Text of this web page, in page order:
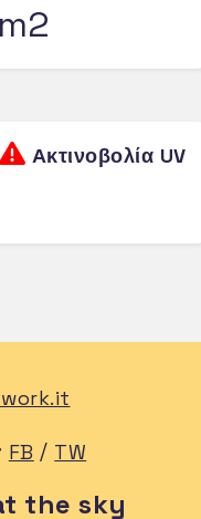
Ακτινοβολία UV
FB / TW
the sky